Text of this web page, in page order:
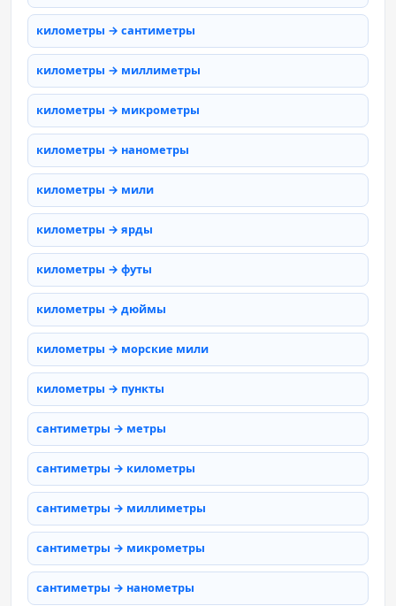
километры → сантиметры
километры → миллиметры
километры → микрометры
километры → нанометры
километры → мили
километры → ярды
километры → футы
километры → дюймы
километры → морские мили
километры → пункты
сантиметры → метры
сантиметры → километры
сантиметры → миллиметры
сантиметры → микрометры
сантиметры → нанометры